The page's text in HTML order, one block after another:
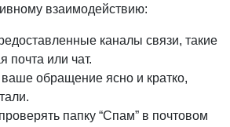
взаимодействию:
каналы связи, такие
почта или чат.
обращение ясно и кратко,
папку “Спам” в почтовом